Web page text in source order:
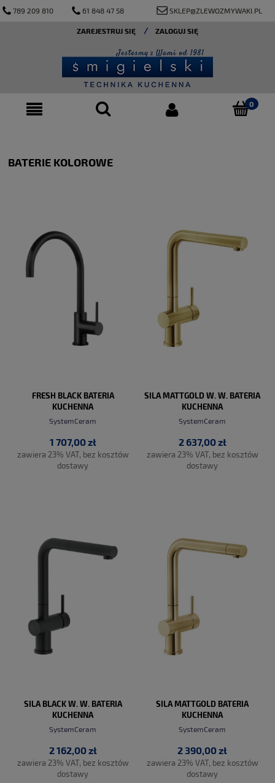
789 209 810 61 848 47 58 SKLEP@ZLEWOZMYWAKI.PL
ZAREJESTRUJ SIĘ ZALOGUJ SIĘ
BATERIE KOLOROWE
FRESH BLACK BATERIA
KUCHENNA
SystemCeram
1 707,00 zł
zawiera 23% VAT, bez kosztów
dostawy
SILA MATTGOLD W. W. BATERIA
KUCHENNA
SystemCeram
2 637,00 zł
zawiera 23% VAT, bez kosztów
dostawy
SILA BLACK W. W. BATERIA
KUCHENNA
SystemCeram
2 162,00 zł
zawiera 23% VAT, bez kosztów
dostawy
SILA MATTGOLD BATERIA
KUCHENNA
SystemCeram
2 390,00 zł
zawiera 23% VAT, bez kosztów
dostawy